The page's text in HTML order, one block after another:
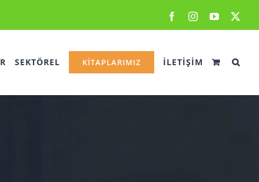
FacebookInstagramYouTube
SEKTÖREL KİTAPLARIMIZ İLETİŞİM